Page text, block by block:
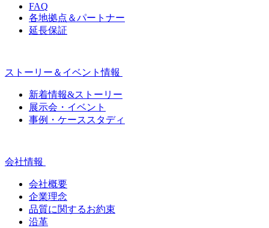
FAQ
各地拠点＆パートナー
延長保証
ストーリー＆イベント情報
新着情報&ストーリー
展示会・イベント
事例・ケーススタディ
会社情報
会社概要
企業理念
品質に関するお約束
沿革